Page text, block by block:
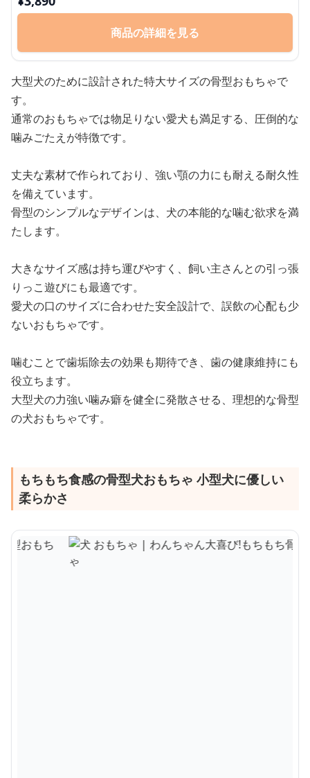
商品の詳細を見る
大型犬のために設計された特大サイズの骨型おもちゃで
す。
通常のおもちゃでは物足りない愛犬も満足する、圧倒的な
噛みごたえが特徴です。
丈夫な素材で作られており、強い顎の力にも耐える耐久性
を備えています。
骨型のシンプルなデザインは、犬の本能的な噛む欲求を満
たします。
大きなサイズ感は持ち運びやすく、飼い主さんとの引っ張
りっこ遊びにも最適です。
愛犬の口のサイズに合わせた安全設計で、誤飲の心配も少
ないおもちゃです。
噛むことで歯垢除去の効果も期待でき、歯の健康維持にも
役立ちます。
大型犬の力強い噛み癖を健全に発散させる、理想的な骨型
の犬おもちゃです。
もちもち食感の骨型犬おもちゃ 小型犬に優しい
柔らかさ